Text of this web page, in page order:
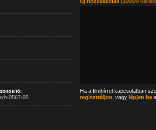
0567-05
Ha a filmhírrel kapcsolatban
regisztráljon , vagy lépjen be